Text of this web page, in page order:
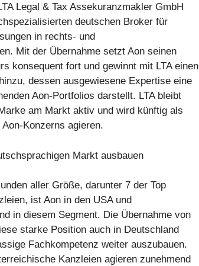
Legal & Tax Assekuranzmakler GmbH
deutschen Broker für
in rechts- und
Mit der Übernahme setzt Aon seinen
konsequent fort und gewinnt mit LTA einen
dessen ausgewiesene Expertise eine
Aon-Portfolios darstellt. LTA bleibt
am Markt aktiv und wird künftig als
Konzerns agieren.
Markt ausbauen
aller Größe, darunter 7 der Top
ist Aon in den USA und
in diesem Segment. Die Übernahme von
starke Position auch in Deutschland
Fachkompetenz weiter auszubauen.
Kanzleien agieren zunehmend